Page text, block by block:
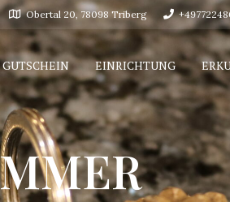
Obertal 20, 78098 Triberg
GUTSCHEIN EINRICHTUNG